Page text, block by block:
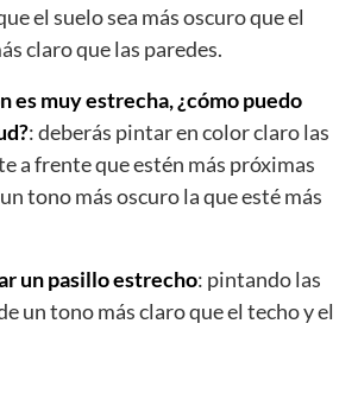
el suelo sea más oscuro que el
claro que las paredes.
es muy estrecha, ¿cómo puedo
: deberás pintar en color claro las
a frente que estén más próximas
tono más oscuro la que esté más
un pasillo estrecho: pintando las
un tono más claro que el techo y el